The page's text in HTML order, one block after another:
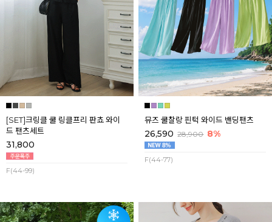
[SET]크링클 쿨 링클프리 판쵸 와이
드 팬츠세트
31,800
F(44-99)
뮤즈 쿨찰랑 핀턱 와이드 밴딩팬츠
26,590 28,900 8%
F(44-77)